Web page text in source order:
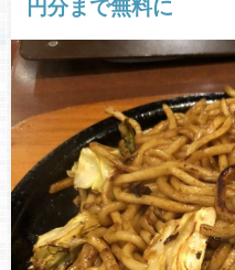
円分まで無料に